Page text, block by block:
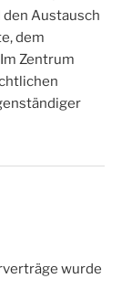
Austausch
dem
Zentrum
wurde